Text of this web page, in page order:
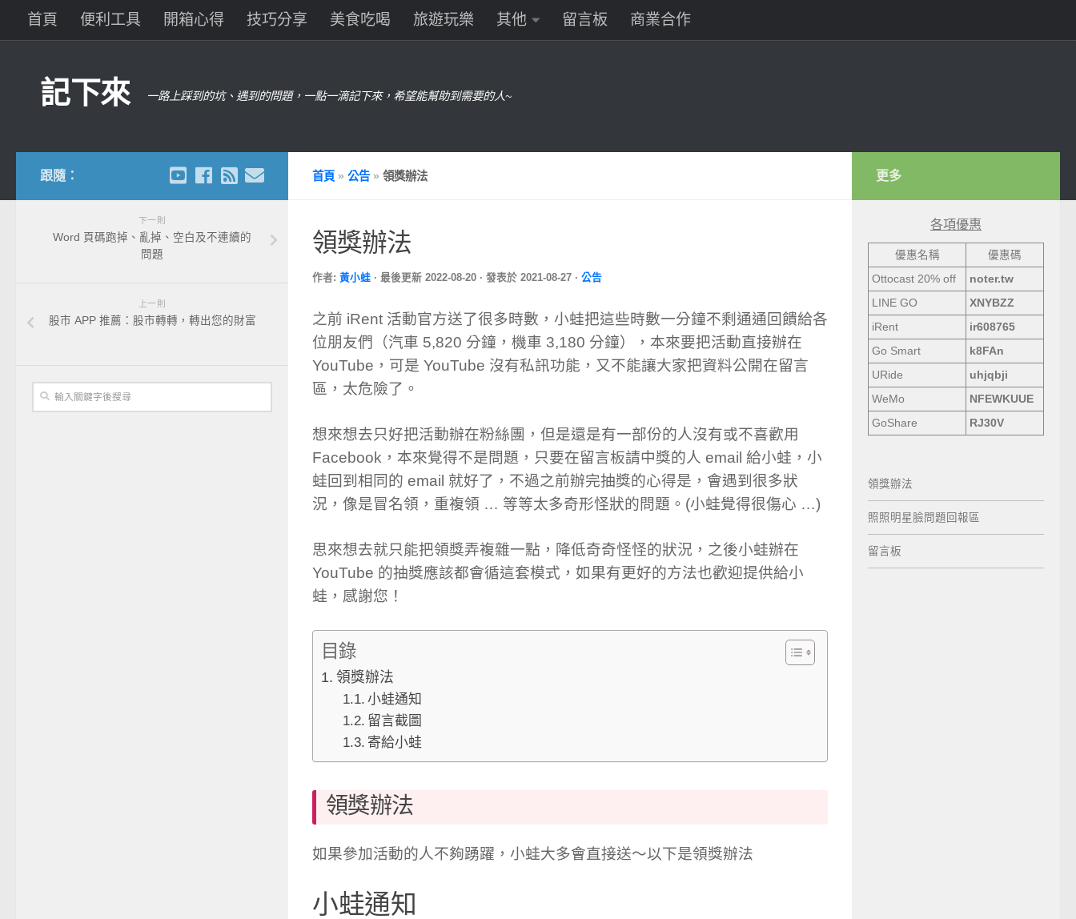
首頁 便利工具 開箱心得 技巧分享 美食吃喝 旅遊玩樂 其他 留言板 商業合作
記下來 一路上踩到的坑、遇到的問題，一點一滴記下來，希望能幫助到需要的人~
首頁 » 公告» 領獎辦法
領獎辦法
作者: 黃小蛙 · 最後更新 2022-08-20 · 發表於 2021-08-27 · 公告
之前 iRent 活動官方送了很多時數，小蛙把這些時數一分鐘不剩通通回饋給各
位朋友們（汽車 5,820 分鐘，機車 3,180 分鐘），本來要把活動直接辦在
YouTube，可是 YouTube 沒有私訊功能，又不能讓大家把資料公開在留言
區，太危險了。
想來想去只好把活動辦在粉絲團，但是還是有一部份的人沒有或不喜歡用
Facebook，本來覺得不是問題，只要在留言板請中獎的人 email 給小蛙，小
蛙回到相同的 email 就好了，不過之前辦完抽獎的心得是，會遇到很多狀
況，像是冒名領，重複領 … 等等太多奇形怪狀的問題。(小蛙覺得很傷心 …)
思來想去就只能把領獎弄複雜一點，降低奇奇怪怪的狀況，之後小蛙辦在
YouTube 的抽獎應該都會循這套模式，如果有更好的方法也歡迎提供給小
蛙，感謝您！
目錄
領獎辦法
小蛙通知
留言截圖
寄給小蛙
領獎辦法
如果參加活動的人不夠踴躍，小蛙大多會直接送～以下是領獎辦法
小蛙通知
跟隨：
下一則
Word 頁碼跑掉、亂掉、空白及不連續的
問題
上一則
股市 APP 推薦：股市轉轉，轉出您的財富
更多
各項優惠
優惠名稱
優惠碼
Ottocast 20% off
noter.tw
LINE GO
XNYBZZ
iRent
ir608765
Go Smart
k8FAn
URide
uhjqbji
WeMo
NFEWKUUE
GoShare
RJ30V
領獎辦法
照照明星臉問題回報區
留言板